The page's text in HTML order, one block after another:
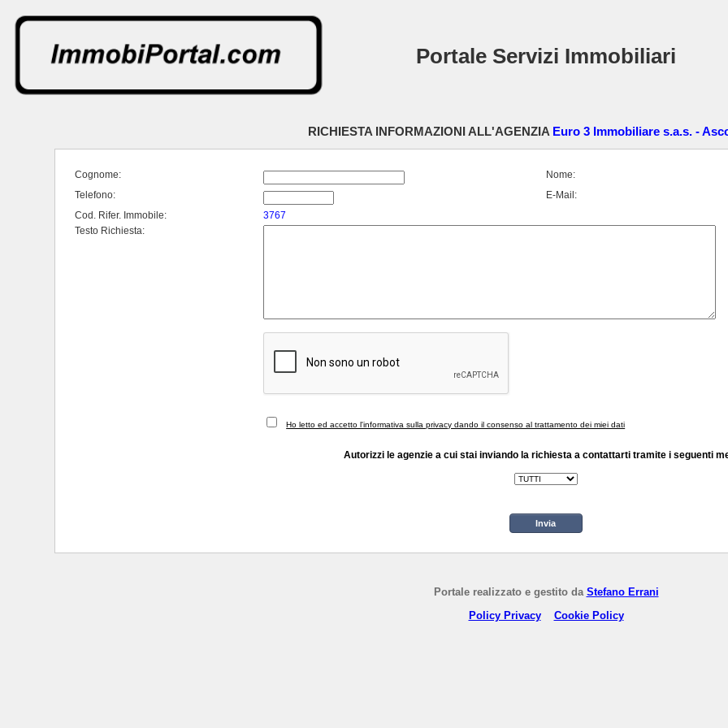
Portale Servizi Immobiliari
RICHIESTA INFORMAZIONI ALL'AGENZIA Euro 3 Immobiliare s.a.s. -
Cognome:
Nome:
Telefono:
E-Mail:
Cod. Rifer. Immobile:
3767
Testo Richiesta:
Ho letto ed accetto l'informativa sulla privacy dando il consenso al trattamento dei miei dati
Autorizzi le agenzie a cui stai inviando la richiesta a contattarti tramite i seguenti
Invia
Portale realizzato e gestito da Stefano Errani
Policy Privacy
Cookie Policy